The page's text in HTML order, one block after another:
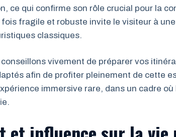
ce qui confirme son rôle crucial pour la
fois fragile et robuste invite le visiteur à
classiques.
vivement de préparer vos
afin de profiter pleinement de cette
immersive rare, dans un cadre